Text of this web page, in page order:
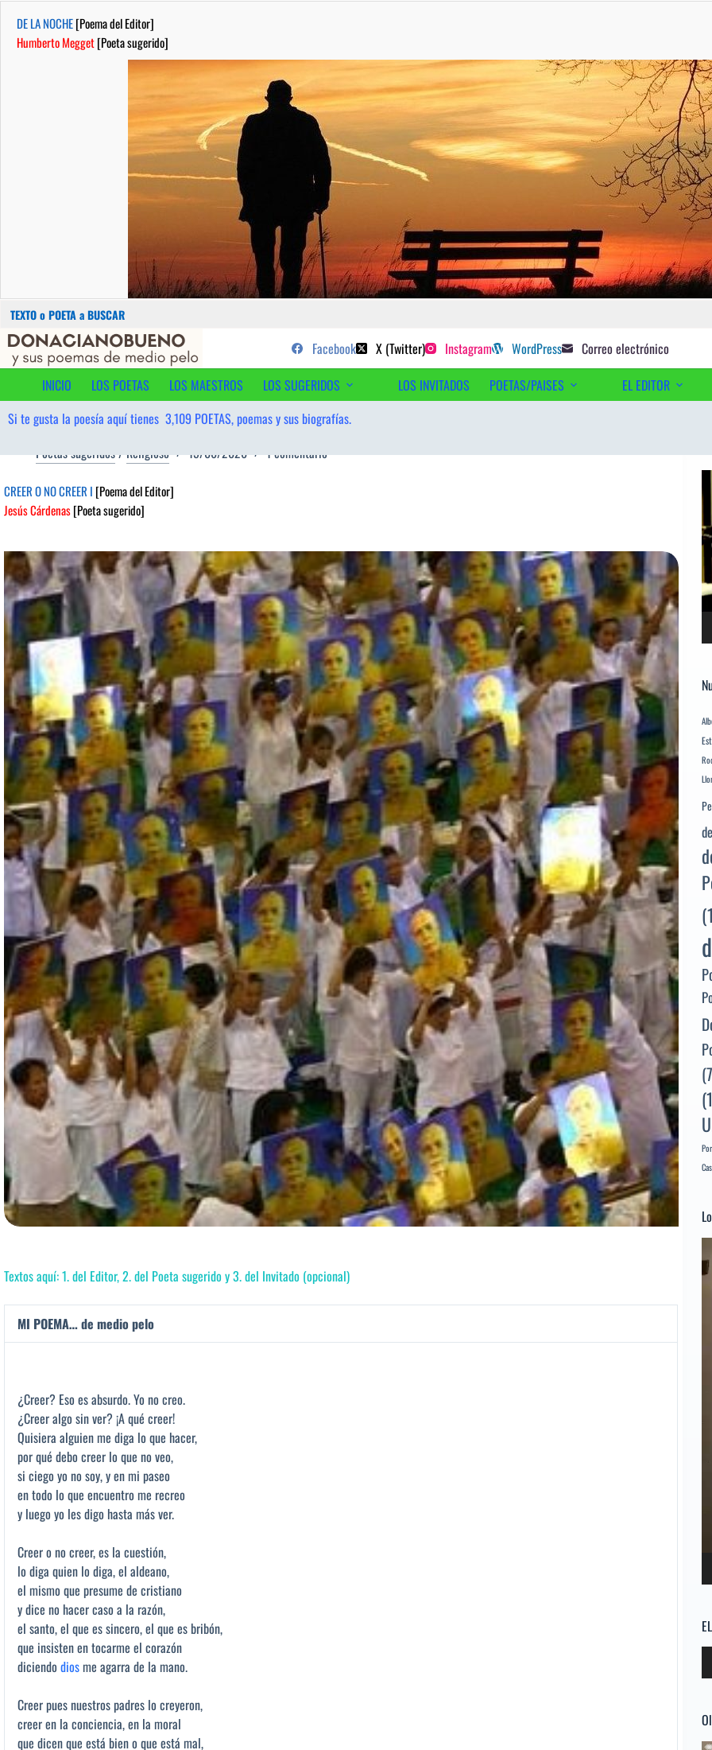
DE LA NOCHE[Poema del Editor]
Humberto Megget[Poeta sugerido]
Buscar:
Saltar
contenido
...sus poemas de medio pelo y poetas sugeridos
Facebook X (Twitter) Instagram WordPress Correo electrónico
INICIO
LOS POETAS LOS MAESTROS LOS SUGERIDOS LOS INVITADOS POETAS/PAISES EL EDITOR
Si te gusta la poesía aquí tienes 3,109 POETAS, poemas y sus biografías.
Poetas sugeridos/Religioso 15/06/2026 1 comentario
CREER O NO CREER I [Poema del Editor]
Jesús Cárdenas[Poeta sugerido]
Textos aquí: 1. del Editor, 2. del Poeta sugerido y 3. del Invitado (opcional)
MI POEMA… de medio pelo
¿Creer? Eso es absurdo. Yo no creo.
¿Creer algo sin ver? ¡A qué creer!
Quisiera alguien me diga lo que hacer,
por qué debo creer lo que no veo,
si ciego yo no soy, y en mi paseo
en todo lo que encuentro me recreo
y luego yo les digo hasta más ver.
Creer o no creer, es la cuestión,
lo diga quien lo diga, el aldeano,
el mismo que presume de cristiano
y dice no hacer caso a la razón,
el santo, el que es sincero, el que es bribón,
que insisten en tocarme el corazón
diciendo diosme agarra de la mano.
Creer pues nuestros padres lo creyeron,
creer en la conciencia, en la moral
que dicen que está bien o que está mal,
de
de
de